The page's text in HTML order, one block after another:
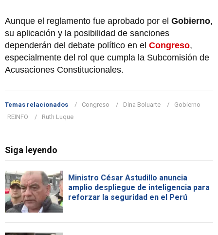
Aunque el reglamento fue aprobado por el Gobierno,
su aplicación y la posibilidad de sanciones
dependerán del debate político en el Congreso,
especialmente del rol que cumpla la Subcomisión de
Acusaciones Constitucionales.
Temas relacionados Congreso Dina Boluarte
Gobierno
REINFO
Ruth Luque
Siga leyendo
Ministro César Astudillo anuncia
amplio despliegue de inteligencia para
reforzar la seguridad en el Perú